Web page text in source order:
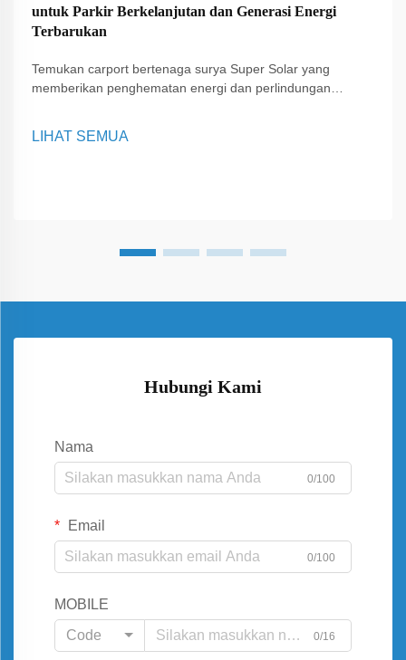
untuk Parkir Berkelanjutan dan Generasi Energi
Terbarukan
Temukan carport bertenaga surya Super Solar yang
memberikan penghematan energi dan perlindungan
lingkungan untuk properti perumahan dan komersial.
LIHAT SEMUA
Hubungi Kami
Nama
0/100
Email
0/100
MOBILE
Code
0/16